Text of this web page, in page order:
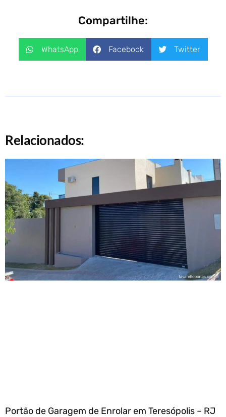
Compartilhe:
WhatsApp Facebook Twitter
Relacionados:
Portão de Garagem de Enrolar em Teresópolis – RJ